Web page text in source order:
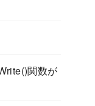
関数が